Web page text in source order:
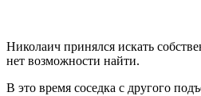
Николаич принялся искать
нет возможности найти.
В это время соседка с другого